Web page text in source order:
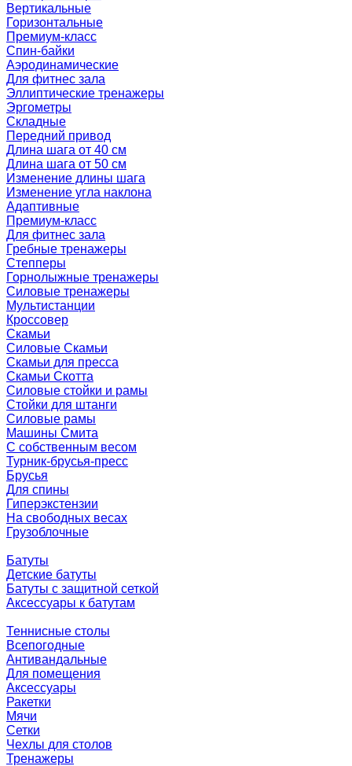
Вертикальные
Горизонтальные
Премиум-класс
Спин-байки
Аэродинамические
Для фитнес зала
Эллиптические тренажеры
Эргометры
Складные
Передний привод
Длина шага от 40 см
Длина шага от 50 см
Изменение длины шага
Изменение угла наклона
Адаптивные
Премиум-класс
Для фитнес зала
Гребные тренажеры
Степперы
Горнолыжные тренажеры
Силовые тренажеры
Мультистанции
Кроссовер
Скамьи
Силовые Скамьи
Скамьи для пресса
Скамьи Скотта
Силовые стойки и рамы
Стойки для штанги
Силовые рамы
Машины Смита
C собственным весом
Турник-брусья-пресс
Брусья
Для спины
Гиперэкстензии
На свободных весах
Грузоблочные
Батуты
Детские батуты
Батуты с защитной сеткой
Аксессуары к батутам
Теннисные столы
Всепогодные
Антивандальные
Для помещения
Аксессуары
Ракетки
Мячи
Сетки
Чехлы для столов
Тренажеры